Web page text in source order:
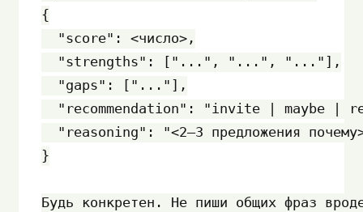
{
  "score": <число>,
  "strengths": ["...", "...", "..."],
  "gaps": ["..."],
"recommendation": "invite | maybe |
"reasoning": "<2–3 предложения
}